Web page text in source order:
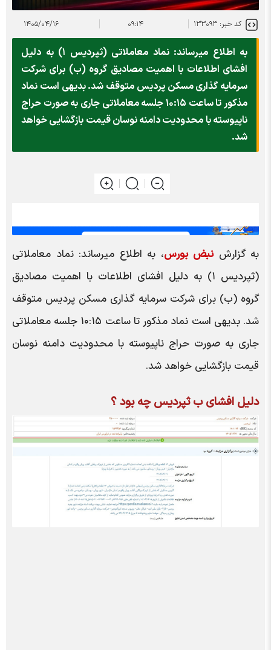
کد خبر: ۱۳۳۰۹۳ ۰۹:۱۴ ۱۴۰۵/۰۴/۱۶
به اطلاع میرساند: نماد معاملاتی (ثپردیس ۱) به دلیل
افشای اطلاعات با اهمیت مصادیق گروه (ب) برای شرکت
سرمایه گذاری مسکن پردیس متوقف شد. بدیهی است نماد
مذکور تا ساعت ۱۰:۱۵ جلسه معاملاتی جاری به صورت حراج
ناپیوسته با محدودیت دامنه نوسان قیمت بازگشایی خواهد
شد.
به گزارشنبض بورس، به اطلاع میرساند: نماد معاملاتی
(ثپردیس ۱) به دلیل افشای اطلاعات با اهمیت مصادیق
گروه (ب) برای شرکت سرمایه گذاری مسکن پردیس متوقف
شد. بدیهی است نماد مذکور تا ساعت ۱۰:۱۵ جلسه معاملاتی
جاری به صورت حراج ناپیوسته با محدودیت دامنه نوسان
قیمت بازگشایی خواهد شد.
دلیل افشای ب ثپردیس چه بود ؟